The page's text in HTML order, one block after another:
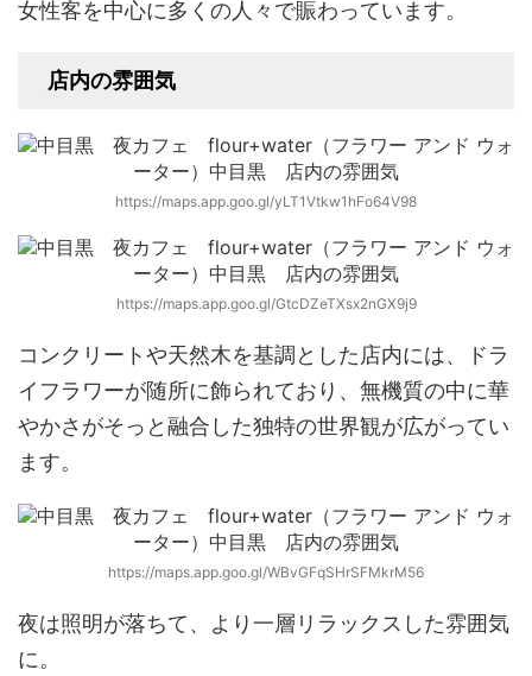
女性客を中心に多くの人々で賑わっています。
店内の雰囲気
https://maps.app.goo.gl/yLT1Vtkw1hFo64V98
https://maps.app.goo.gl/GtcDZeTXsx2nGX9j9
コンクリートや天然木を基調とした店内には、ドラ
イフラワーが随所に飾られており、無機質の中に華
やかさがそっと融合した独特の世界観が広がってい
ます。
https://maps.app.goo.gl/WBvGFqSHrSFMkrM56
夜は照明が落ちて、より一層リラックスした雰囲気
に。